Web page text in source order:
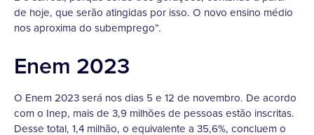
de hoje, que serão atingidas por isso. O novo ensino médio
nos aproxima do subemprego”.
Enem 2023
O Enem 2023 será nos dias 5 e 12 de novembro. De acordo
com o Inep, mais de 3,9 milhões de pessoas estão inscritas.
Desse total, 1,4 milhão, o equivalente a 35,6%, concluem o